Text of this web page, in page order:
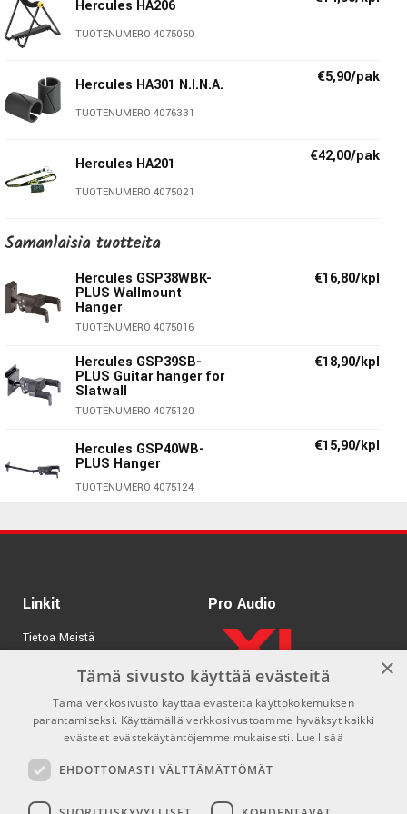
ansiosta lisäät vaivattomasti Hercules Auto-Grip-
pidikkeiden paksuutta instrumentin ripustuskohdasta.
kapeakaulaisille soittimille, joiden kaulan minimileveys on
28mm/1,10” (esim. banjot ja mandoliinit).
Tekniset tiedot:
Kannattimen pituus: 105mm
Muuta:
Mukana kiinnitysruuvit
GSP39WB-PLUS
Jokainen Hercules-teline symboloi ratkaisua johonkin. Nämä
modernit telineet tarjoavat instrumenteillesi niiden
ansaitseman lepotauon. Uraauurtava kehitystyö,
hienostuneet rakenneratkaisut ja modernit ominaisuudet
ovat yrityksen kolme toimintaa ohjaavaa pääperiaatetta.
Nämä periaatteet ohjaavat yrityksen toimintaa
markkinoinnista tai myynnistä. Kenen käsiin luotat
Hercules HA206
TUOTENUMERO 4075050
Hercules HA301 N.I.N.A.
TUOTENUMERO 4076331
€5,90/pak
Hercules HA201
TUOTENUMERO 4075021
€42,00/pak
Samanlaisia ​​tuotteita
Hercules GSP38WBK-
PLUS Wallmount
Hanger
TUOTENUMERO 4075016
€16,80/kpl
Hercules GSP39SB-
PLUS Guitar hanger for
Slatwall
TUOTENUMERO 4075120
€18,90/kpl
Hercules GSP40WB-
PLUS Hanger
TUOTENUMERO 4075124
€15,90/kpl
Hercules GSP41SB-
PLUS Guitar hanger for
€17,90/kpl
Hanger
Linkit
Tietoa Meistä
Tuotemerkit
Kirjaudu
GDPR & Cookies
Myyntiehdot
Pro Audio
×
Tämä sivusto käyttää evästeitä
Tämä verkkosivusto käyttää evästeitä käyttökokemuksen
parantamiseksi. Käyttämällä verkkosivustoamme hyväksyt kaikki
evästeet evästekäytäntöjemme mukaisesti. Lue lisää
EHDOTTOMASTI VÄLTTÄMÄTTÖMÄT